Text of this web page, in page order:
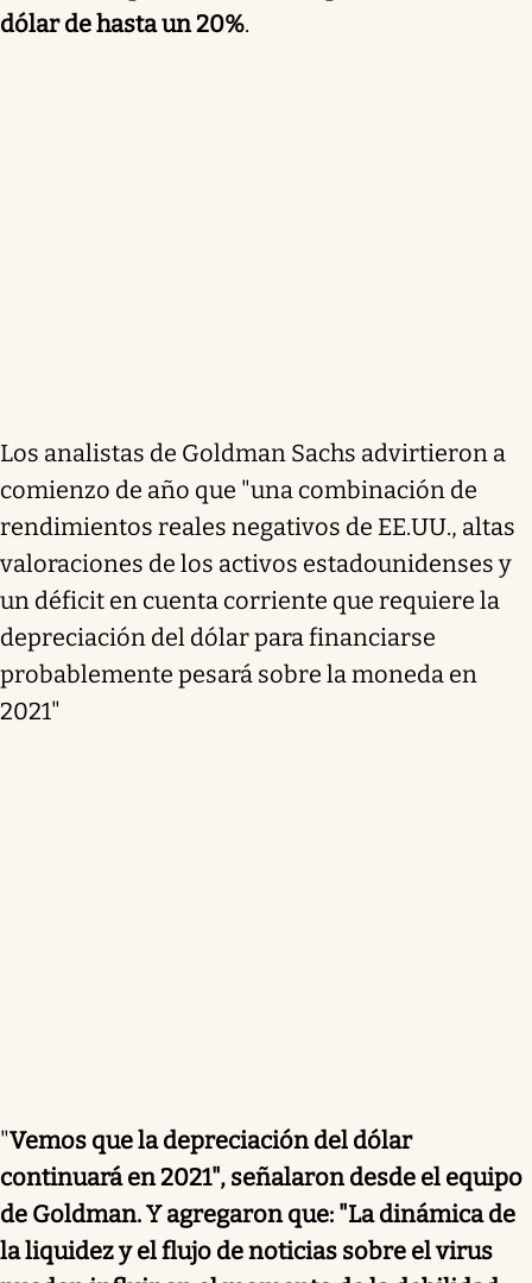
dólar de hasta un 20%.
Los analistas de Goldman Sachs advirtieron a
comienzo de año que "una combinación de
rendimientos reales negativos de EE.UU., altas
valoraciones de los activos estadounidenses y
un déficit en cuenta corriente que requiere la
depreciación del dólar para financiarse
probablemente pesará sobre la moneda en
2021"
"Vemos que la depreciación del dólar
continuará en 2021", señalaron desde el equipo
de Goldman. Y agregaron que: "La dinámica de
la liquidez y el flujo de noticias sobre el virus